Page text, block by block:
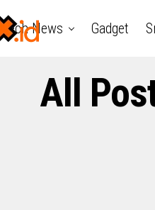
Tech News Gadget
All